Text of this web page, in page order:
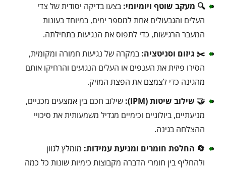
🔍 מעקב שוטף ויומיומי: בצעו בדיקה יסודית של צדי
העלים והגבעולים אחת למספר ימים, במיוחד בעונות
המעבר הרגישות, כדי לתפוס את הנגיעות בתחילתה.
✂️ גיזום וסניטציה: במקרה של נגיעות חמורה ומקומית,
הסירו פיזית את הענפים או העלים הנגועים והרחיקו אותם
מהגינה כדי לצמצם את הפצת המזיק.
🤝 שילוב שיטות (IPM):
שילוב חכם בין אמצעים מכניים,
מניעתיים, ביולוגיים וכימיים מגדיל משמעותית את סיכויי
ההצלחה בגינה.
🔄 החלפת חומרים ומניעת עמידות: מומלץ לגוון
ולהחליף בין חומרי הדברה מקבוצות כימיות שונות כל כמה